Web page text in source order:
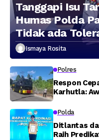
Tanggapi Isu
Humas Polda
Tidak ada
Anggota
Ismaya Rosita
Polres
Respon
Karhutla:
Tuasai
Polda
Ditlantas
Raih